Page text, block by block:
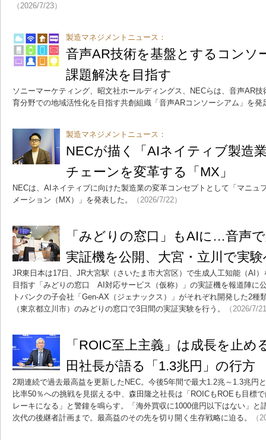
（2026/7/23）
製造マネジメントニュース：
音声AR技術を基盤とするコンソ
課題解決を目指す
ソニーマーケティング、昭文社ホールディングス、NECらは、音声AR
育分野での地域活性化を目指す共創組織「音声ARコンソーシアム」を発
製造マネジメントニュース：
NECが描く「AIネイティブ製造
チェーンを変革する「MX」
NECは、AIネイティブに向けた製造業の変革コンセプトとして「マニュ
メーション（MX）」を発表した。
（2026/7/22）
「みどりの窓口」もAIに…音声
実証機を公開、大宮・立川で実
JR東日本は17日、JR大宮駅（さいたま市大宮区）で生成人工知能（AI
目指す「みどりの窓口 AI対応サービス（仮称）」の実証機を報道陣に
トバンクの子会社「Gen-AX（ジェナックス）」がそれぞれ開発した2種
（東京都立川市）のみどりの窓口で3日間の実証実験を行う。
（2026/7/
「ROIC至上主義」は成長を止
田社長が語る「1.3兆円」の行方
2期連続で過去最高益を更新したNEC。今後5年間で最大1.2兆～1.3兆円
比率50％への挑戦を見据える中、森田隆之社長は「ROICもROEも目標
レーキになる」と警鐘を鳴らす。「海外買収に1000億円以下はない」と
次代の後継者計画まで。最高益のその先を切り開く生存戦略に迫る。
（